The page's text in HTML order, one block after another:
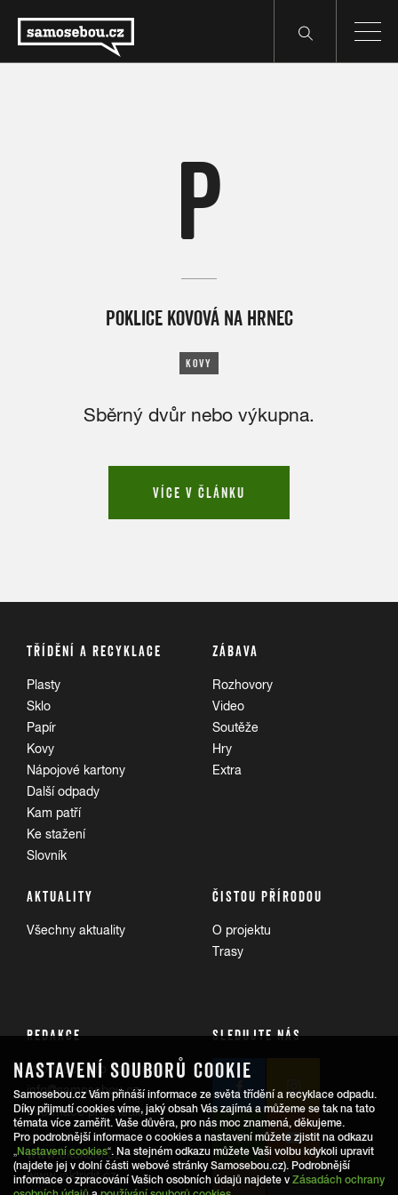
P
POKLICE KOVOVÁ NA HRNEC
KOVY
Sběrný dvůr nebo výkupna.
VÍCE V ČLÁNKU
TŘÍDĚNÍ A RECYKLACE
Plasty
Sklo
Papír
Kovy
Nápojové kartony
Další odpady
Kam patří
Ke stažení
Slovník
ZÁBAVA
Rozhovory
Video
Soutěže
Hry
Extra
AKTUALITY
Všechny aktuality
ČISTOU PŘÍRODOU
O projektu
Trasy
REDAKCE
Informace pro veřejnost:
info@samosebou.cz
Informace pro média
www.ekokom.cz
www.jaktridit.cz
SLEDUJTE NÁS
NASTAVENÍ SOUBORŮ COOKIE
Samosebou.cz Vám přináší informace ze světa třídění a recyklace odpadu.
Díky přijmutí cookies víme, jaký obsah Vás zajímá a můžeme se tak na tato
témata více zaměřit. Vaše důvěra, pro nás moc znamená, děkujeme.
Pro podrobnější informace o cookies a nastavení můžete zjistit na odkazu
„Nastavení cookies“. Na stejném odkazu můžete Vaši volbu kdykoli upravit
(najdete jej v dolní části webové stránky Samosebou.cz). Podrobnější
informace o zpracování Vašich osobních údajů najdete v Zásadách ochrany